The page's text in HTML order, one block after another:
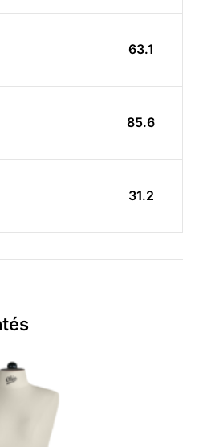
63.1
85.6
31.2